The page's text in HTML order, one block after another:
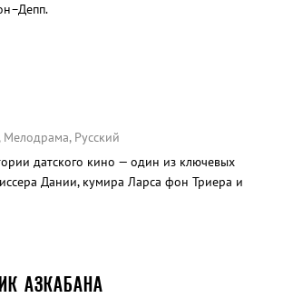
Русский
датского кино — один из ключевых
Дании, кумира Ларса фон Триера и
АЗКАБАНА